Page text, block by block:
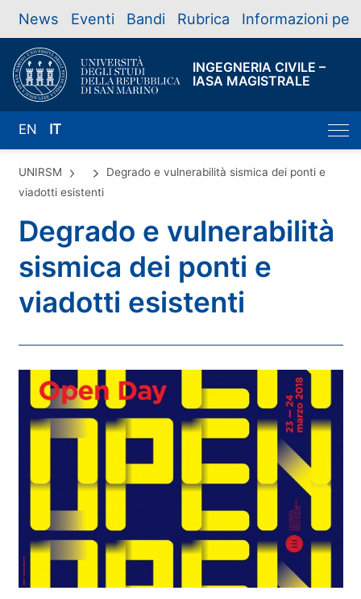
News Eventi Bandi Rubrica Informazioni per
INGEGNERIA CIVILE –
IASA MAGISTRALE
EN IT
UNIRSM
Degrado e vulnerabilità sismica dei ponti e
viadotti esistenti
Degrado e vulnerabilità
sismica dei ponti e
viadotti esistenti